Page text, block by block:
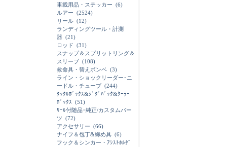
車載用品・ステッカー (6)
ルアー (2524)
リール (12)
ランディングツール・計測
器 (21)
ロッド (31)
スナップ＆スプリットリング＆
スリーブ (108)
救命具・替えボンベ (3)
ライン・ショックリーダー･ニ
ードル・チューブ (244)
ﾀｯｸﾙﾎﾞｯｸｽ&ｼﾞｸﾞﾊﾞｯｸ&ｸｰﾗｰ
ﾎﾞｯｸｽ (51)
ﾘｰﾙ付随品･純正/カスタムパー
ツ (72)
アクセサリー (66)
ナイフ＆包丁&締め具 (6)
フック＆シンカー・ｱｼｽﾄﾎﾙﾀﾞ